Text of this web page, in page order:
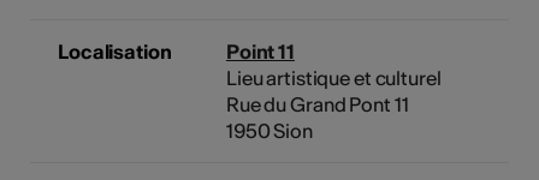
Localisation
Point 11
Lieu artistique et culturel
Rue du Grand Pont 11
1950 Sion